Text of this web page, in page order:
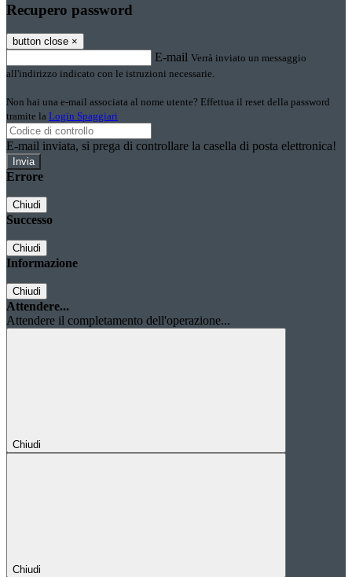
Recupero password
button close ×
E-mail Verrà inviato un messaggio
all'indirizzo indicato con le istruzioni necessarie.
Non hai una e-mail associata al nome utente? Effettua il reset della password
tramite la Login Spaggiari
E-mail inviata, si prega di controllare la casella di posta elettronica!
Errore
Chiudi
Successo
Chiudi
Informazione
Chiudi
Attendere...
Attendere il completamento dell'operazione...
Chiudi
Chiudi